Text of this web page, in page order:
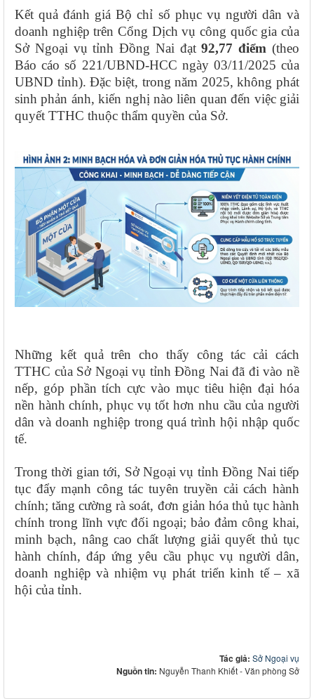
Kết quả đánh giá Bộ chỉ số phục vụ người dân và
doanh nghiệp trên Cổng Dịch vụ công quốc gia của
Sở Ngoại vụ tỉnh Đồng Nai đạt92,77 điểm (theo
Báo cáo số 221/UBND-HCC ngày 03/11/2025 của
UBND tỉnh). Đặc biệt, trong năm 2025, không phát
sinh phản ánh, kiến nghị nào liên quan đến việc giải
quyết TTHC thuộc thẩm quyền của Sở.
Những kết quả trên cho thấy công tác cải cách
TTHC của Sở Ngoại vụ tỉnh Đồng Nai đã đi vào nề
nếp, góp phần tích cực vào mục tiêu hiện đại hóa
nền hành chính, phục vụ tốt hơn nhu cầu của người
dân và doanh nghiệp trong quá trình hội nhập quốc
tế.
Trong thời gian tới, Sở Ngoại vụ tỉnh Đồng Nai tiếp
tục đẩy mạnh công tác tuyên truyền cải cách hành
chính; tăng cường rà soát, đơn giản hóa thủ tục hành
chính trong lĩnh vực đối ngoại; bảo đảm công khai,
minh bạch, nâng cao chất lượng giải quyết thủ tục
hành chính, đáp ứng yêu cầu phục vụ người dân,
doanh nghiệp và nhiệm vụ phát triển kinh tế – xã
hội của tỉnh.
Tác giả: Sở Ngoại vụ
Nguồn tin: Nguyễn Thanh Khiết - Văn phòng Sở